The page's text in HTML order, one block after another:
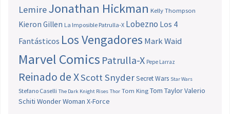
LemireJonathan Hickman Kelly Thompson
Kieron Gillen La Imposible Patrulla-X Lobezno Los 4
Fantásticos Los Vengadores Mark Waid
Marvel Comics Patrulla-X Pepe Larraz
Reinado de XScott SnyderSecret Wars Star Wars
Stefano Caselli The Dark Knight Rises Thor Tom King Tom TaylorValerio
Schiti Wonder Woman X-Force